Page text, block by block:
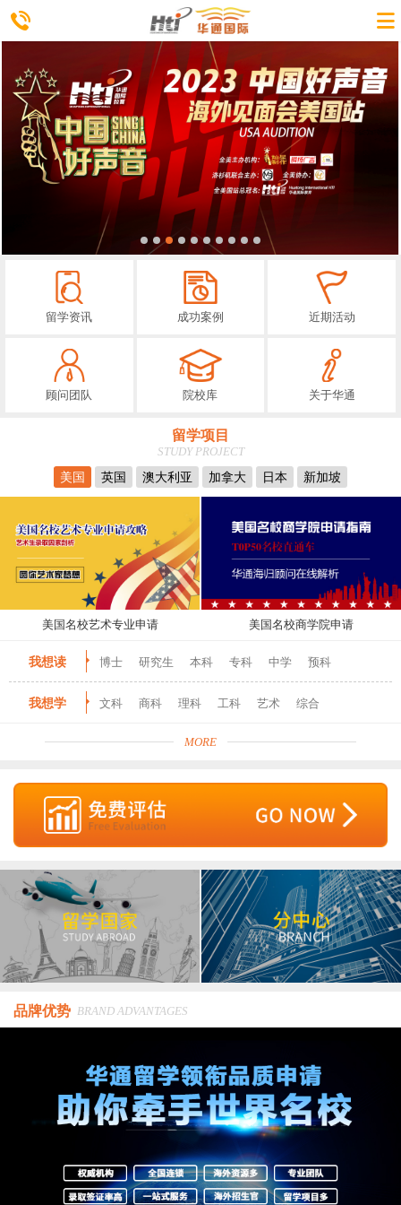
留学资讯 成功案例 近期活动
顾问团队 院校库 关于华通
留学项目
STUDY PROJECT
美国
英国 澳大利亚 加拿大 日本 新加坡
美国名校艺术专业申请 美国名校商学院申请
我想读 博士 研究生 本科 专科 中学 预科
我想学 文科 商科 理科 工科 艺术 综合
MORE
品牌优势 BRAND ADVANTAGES